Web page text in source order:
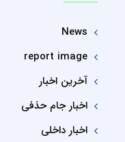
News
report image
آخرین اخبار
اخبار جام حذفی
اخبار داخلی